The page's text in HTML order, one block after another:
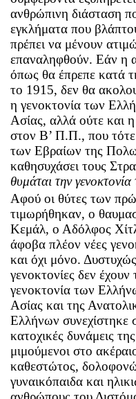
ανθρώπινη διάσταση
εγκλήματα που
πρέπει να μένουν
επαναληφθούν. Εάν η
όπως θα έπρεπε κατά
το 1915, δεν θα
η γενοκτονία των
Ασίας, αλλά ούτε και
στον Β’ Π.Π., που
των Εβραίων της
καθησυχάσει τους
θυμάται την
Αφού οι θύτες των
τιμωρήθηκαν, ο
Κεμάλ, ο Αδόλφος
άφοβα πλέον νέες
και όχι μόνο.
γενοκτονίες δεν έχουν
γενοκτονία των
Ασίας και της
Ελλήνων συνεχίστηκε
κατοχικές δυνάμεις
μιμούμενοι στο
καθεστώτος,
γυναικόπαιδα και